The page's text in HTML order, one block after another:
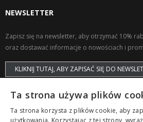
NEWSLETTER
Zapisz się na newsletter, aby otrzymać 10%
oraz dostawać informacje o nowościach i
KLIKNIJ TUTAJ, ABY ZAPISAĆ SIĘ DO
Ta strona używa plików
Ta strona korzysta z plików cookie, aby
użytkowania. Korzystając z tej strony,